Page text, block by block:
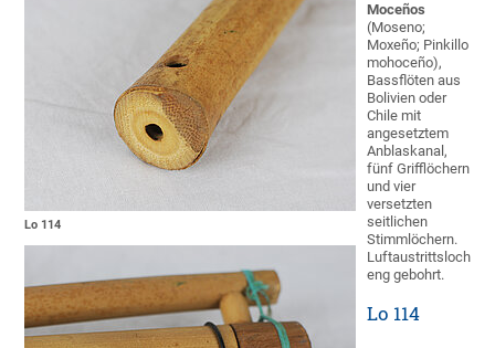
Lo 114
Moceños
(Moseno;
Moxeño; Pinkillo
mohoceño),
Bassflöten aus
Bolivien oder
Chile mit
angesetztem
Anblaskanal,
fünf Grifflöchern
und vier
versetzten
seitlichen
Stimmlöchern.
Luftaustrittsloch
eng gebohrt.
Lo 114